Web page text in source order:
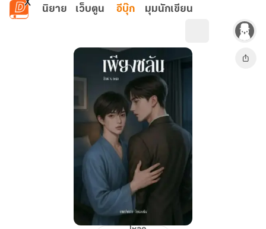
ข้ามไปยังเนื้อหาหลัก
นิยาย เว็บตูน อีบุ๊ก มุมนักเขียน